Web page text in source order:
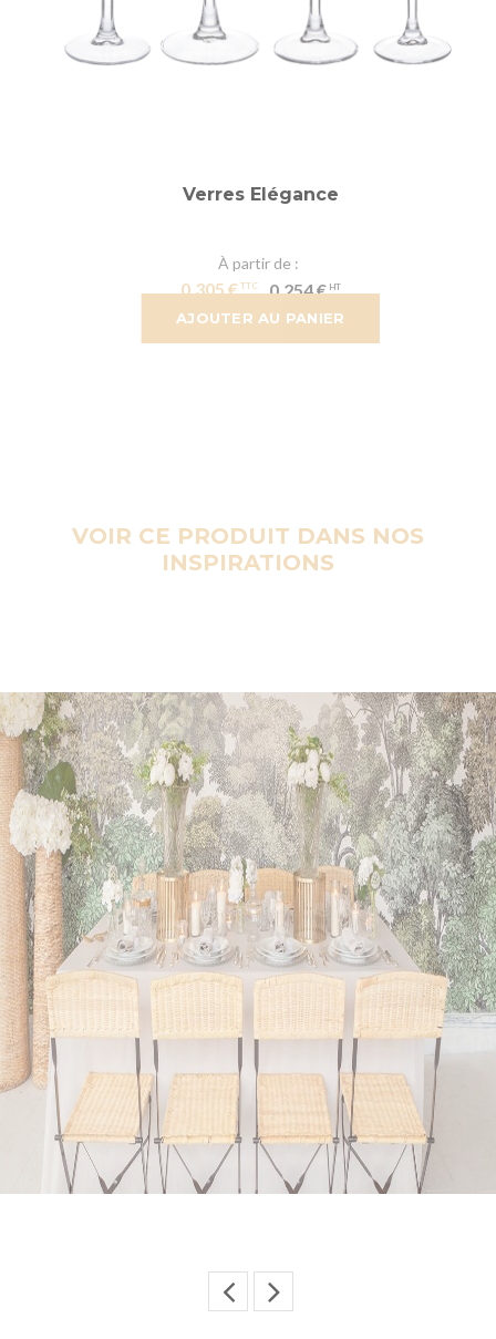
AJOUTER AU PANIER
Verres Elégance
À partir de
0,305 € 0,254 €
VOIR CE PRODUIT DANS NOS
INSPIRATIONS